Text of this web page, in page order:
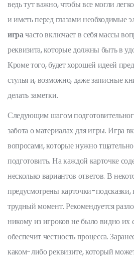
ведь тут важно, чтобы все могли
и иметь перед глазами необходимые
играчасто включает в себя массы
реквизита, которые должны быть в
Кроме того, будет хорошей идеей
стулья и, возможно, даже записные
делать заметки.
Следующим шагом
забота о материалах для игры. Игра
вопросами, которые нужно
подготовить. На каждой карточке
несколько вариантов ответов. В
предусмотрены карточки-
трудный момент. Рекомендуется
никому из игроков не было видно их
обеспечит честность процесса.
каком-либо реквизите, который